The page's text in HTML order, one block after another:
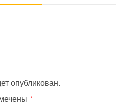
опубликован.
*